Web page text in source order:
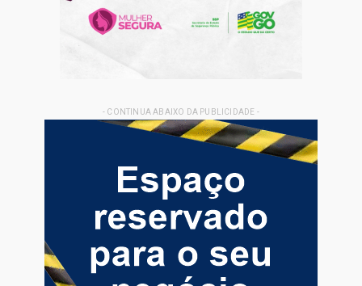
- CONTINUA ABAIXO DA PUBLICIDADE -